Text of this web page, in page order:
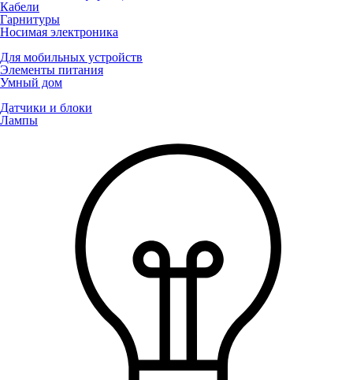
Кабели
Гарнитуры
Носимая электроника
Для мобильных устройств
Элементы питания
Умный дом
Датчики и блоки
Лампы